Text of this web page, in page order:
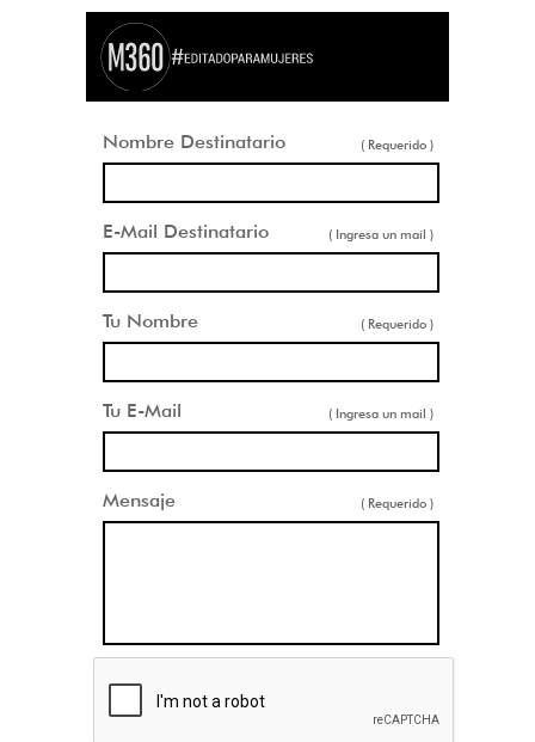
Nombre Destinatario ( Requerido )
E-Mail Destinatario ( Ingresa un mail )
Tu Nombre ( Requerido )
Tu E-Mail ( Ingresa un mail )
Mensaje ( Requerido )